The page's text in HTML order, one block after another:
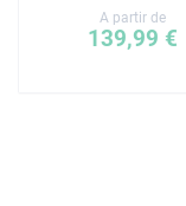
A partir de
139,99 €